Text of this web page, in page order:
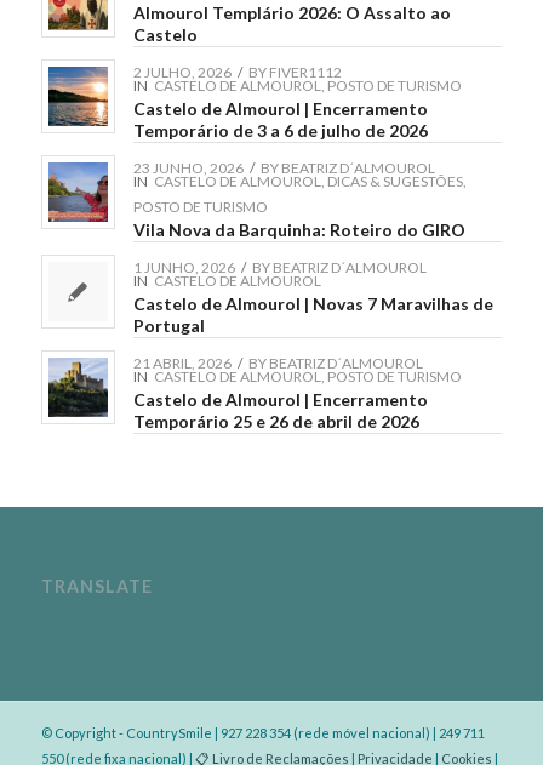
Almourol Templário 2026: O Assalto ao
Castelo
2 JULHO, 2026 / BY FIVER1112
IN CASTELO DE ALMOUROL POSTO DE TURISMO
Castelo de Almourol | Encerramento
Temporário de 3 a 6 de julho de 2026
23 JUNHO, 2026 / BY BEATRIZ D´ALMOUROL
IN CASTELO DE ALMOUROL DICAS & SUGESTÕES,
POSTO DE TURISMO
Vila Nova da Barquinha: Roteiro do GIRO
1 JUNHO, 2026 / BY BEATRIZ D´ALMOUROL
IN CASTELO DE ALMOUROL
Castelo de Almourol | Novas 7 Maravilhas de
Portugal
21 ABRIL, 2026 / BY BEATRIZ D´ALMOUROL
IN CASTELO DE ALMOUROL POSTO DE TURISMO
Castelo de Almourol | Encerramento
Temporário 25 e 26 de abril de 2026
TRANSLATE
© Copyright - CountrySmile | 927 228 354 (rede móvel nacional) | 249 711
550 (rede fixa nacional) | 📋 Livro de Reclamações | Privacidade | Cookies |